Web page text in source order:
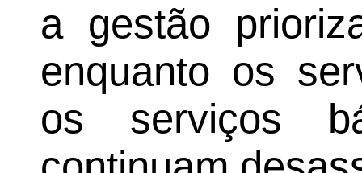
a gestão
enquanto os
os serviços